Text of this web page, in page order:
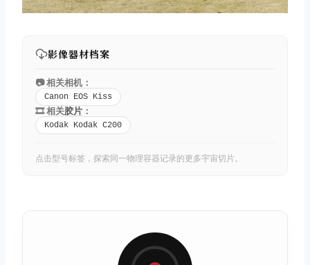
影像器材档案
📷 相关相机：
Canon EOS Kiss
🎞️ 相关胶片 ：
Kodak Kodak C200
点击型号标签，探索同一物理容器记录的更多宇宙切片。